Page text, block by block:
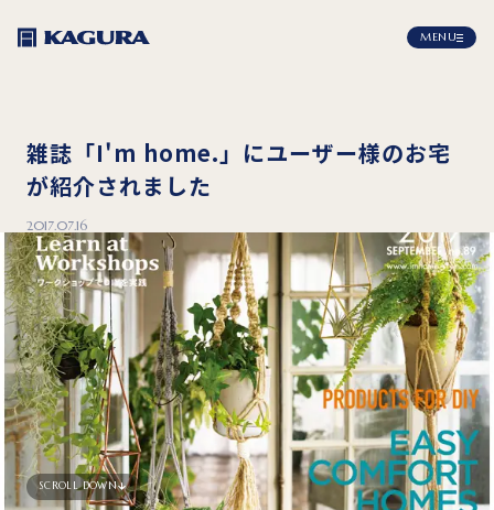
MENU
雑誌「I'm home.」にユーザー様のお宅
が紹介されました
2017.07.16
SCROLL DOWN